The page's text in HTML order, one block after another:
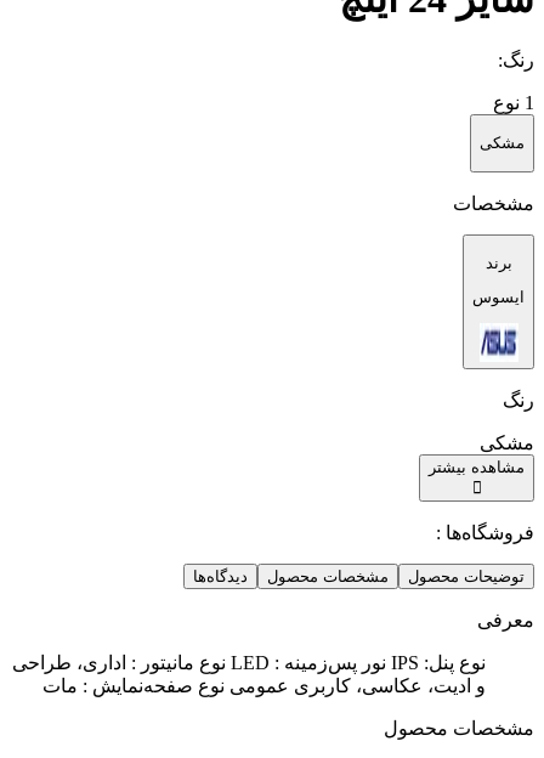
رنگ:
1 نوع
مشکی
مشخصات
برند
ایسوس
رنگ
مشکی
مشاهده بیشتر
فروشگاه‌ها :
توضیحات محصول مشخصات محصول دیدگاه‌ها
معرفی
نوع پنل: IPS نور پس‌زمینه : LED نوع مانیتور : اداری، طراحی
و ادیت، عکاسی، کاربری عمومی نوع صفحه‌نمایش : مات
مشخصات محصول